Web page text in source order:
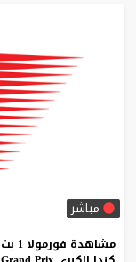
مباشر
مشاهدة فورمولا 1 بث